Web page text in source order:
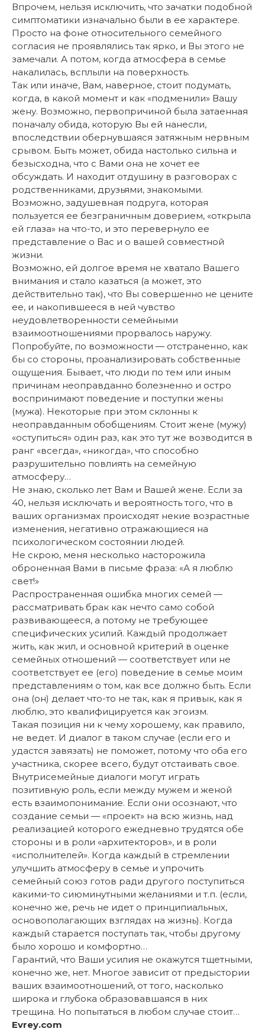
Впрочем, нельзя исключить, что зачатки подобной
симптоматики изначально были в ее характере.
Просто на фоне относительного семейного
согласия не проявлялись так ярко, и Вы этого не
замечали. А потом, когда атмосфера в семье
накалилась, всплыли на поверхность.
Так или иначе, Вам, наверное, стоит подумать,
когда, в какой момент и как «подменили» Вашу
жену. Возможно, первопричиной была затаенная
поначалу обида, которую Вы ей нанесли,
впоследствии обернувшаяся затяжным нервным
срывом. Быть может, обида настолько сильна и
безысходна, что с Вами она не хочет ее
обсуждать. И находит отдушину в разговорах с
родственниками, друзьями, знакомыми.
Возможно, задушевная подруга, которая
пользуется ее безграничным доверием, «открыла
ей глаза» на что-то, и это перевернуло ее
представление о Вас и о вашей совместной
жизни.
Возможно, ей долгое время не хватало Вашего
внимания и стало казаться (а может, это
действительно так), что Вы совершенно не цените
ее, и накопившееся в ней чувство
неудовлетворенности семейными
взаимоотношениями прорвалось наружу.
Попробуйте, по возможности — отстраненно, как
бы со стороны, проанализировать собственные
ощущения. Бывает, что люди по тем или иным
причинам неоправданно болезненно и остро
воспринимают поведение и поступки жены
(мужа). Некоторые при этом склонны к
неоправданным обобщениям. Стоит жене (мужу)
«оступиться» один раз, как это тут же возводится в
ранг «всегда», «никогда», что способно
разрушительно повлиять на семейную
атмосферу…
Не знаю, сколько лет Вам и Вашей жене. Если за
40, нельзя исключать и вероятность того, что в
ваших организмах происходят некие возрастные
изменения, негативно отражающиеся на
психологическом состоянии людей.
Не скрою, меня несколько насторожила
оброненная Вами в письме фраза: «А я люблю
свет!»
Распространенная ошибка многих семей —
рассматривать брак как нечто само собой
развивающееся, а потому не требующее
специфических усилий. Каждый продолжает
жить, как жил, и основной критерий в оценке
семейных отношений — соответствует или не
соответствует ее (его) поведение в семье моим
представлениям о том, как все должно быть. Если
она (он) делает что-то не так, как я привык, как я
люблю, это квалифицируется как эгоизм.
Такая позиция ни к чему хорошему, как правило,
не ведет. И диалог в таком случае (если его и
удастся завязать) не поможет, потому что оба его
участника, скорее всего, будут отстаивать свое.
Внутрисемейные диалоги могут играть
позитивную роль, если между мужем и женой
есть взаимопонимание. Если они осознают, что
создание семьи — «проект» на всю жизнь, над
реализацией которого ежедневно трудятся обе
стороны и в роли «архитекторов», и в роли
«исполнителей». Когда каждый в стремлении
улучшить атмосферу в семье и упрочить
семейный союз готов ради другого поступиться
какими-то сиюминутными желаниями и т.п. (если,
конечно же, речь не идет о принципиальных,
основополагающих взглядах на жизнь). Когда
каждый старается поступать так, чтобы другому
было хорошо и комфортно…
Гарантий, что Ваши усилия не окажутся тщетными,
конечно же, нет. Многое зависит от предыстории
ваших взаимоотношений, от того, насколько
широка и глубока образовавшаяся в них
трещина. Но попытаться в любом случае стоит…
Evrey.com